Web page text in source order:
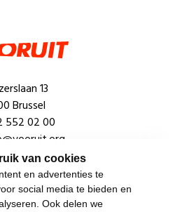
van cookies
en advertenties te
social media te bieden en
Ook delen we
13
Brussel
552 02 00
Snel